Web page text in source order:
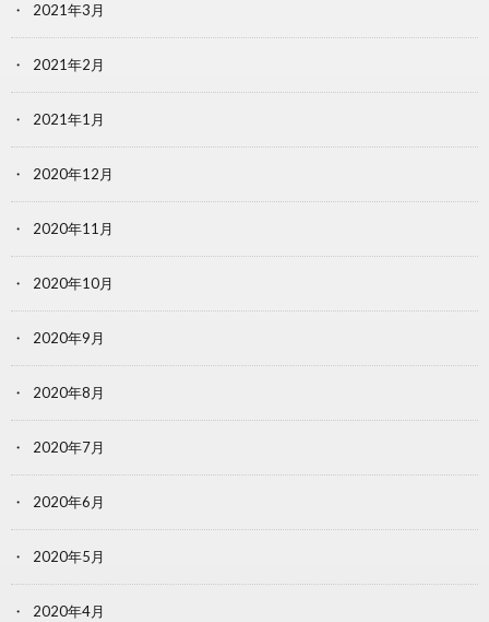
2021年3月
2021年2月
2021年1月
2020年12月
2020年11月
2020年10月
2020年9月
2020年8月
2020年7月
2020年6月
2020年5月
2020年4月